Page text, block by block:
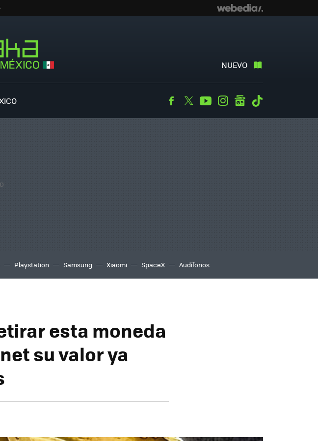
NUEVO
Facebook
TwitterYoutubeInstagramgooglenews
Playstation Samsung Xiaomi SpaceX Audífonos
esta moneda
su valor ya